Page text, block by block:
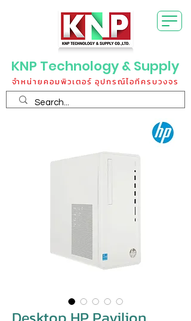
KNP Technology & Supply
จำหน่ายคอมพิวเตอร์ อุปกรณ์ไอทีครบวงจร